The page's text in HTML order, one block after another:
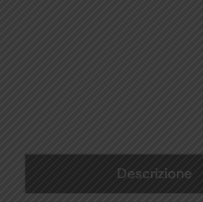
Descrizione